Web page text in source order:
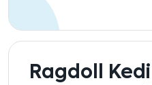
Ragdoll